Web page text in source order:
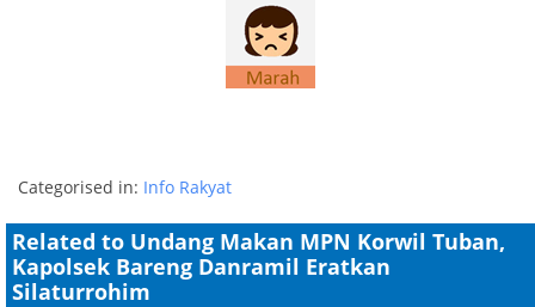
Categorised in: Info Rakyat
Related to Undang Makan MPN Korwil Tuban,
Kapolsek Bareng Danramil Eratkan
Silaturrohim